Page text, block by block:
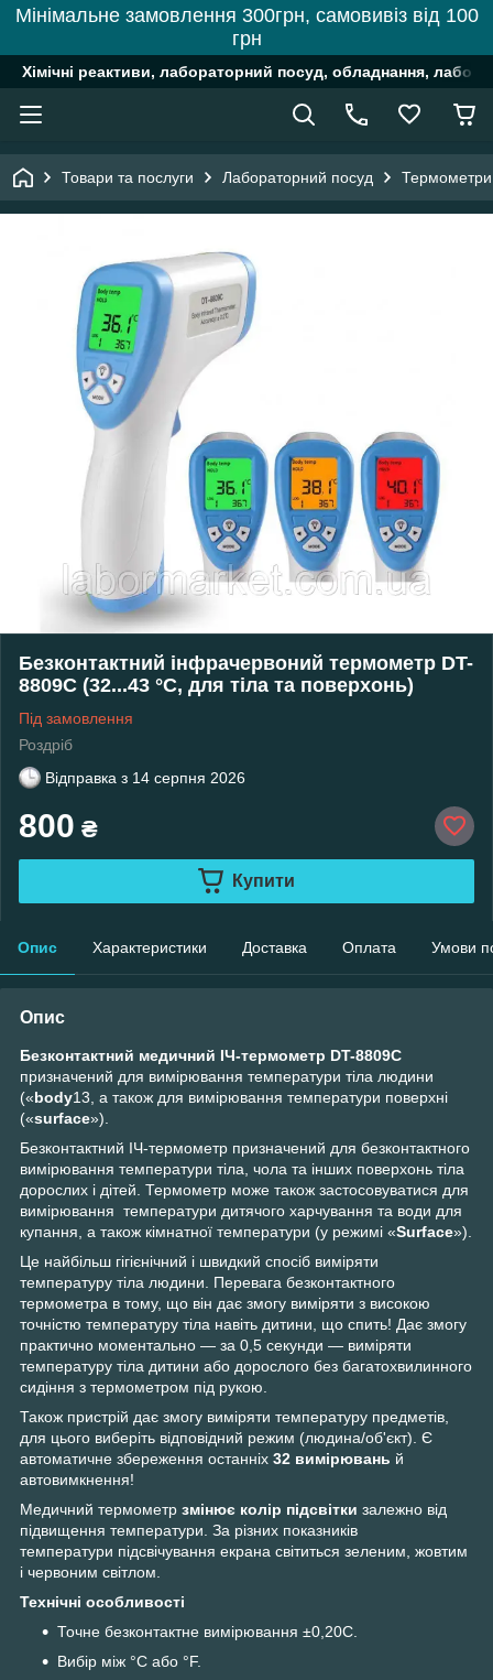
Мінімальне замовлення 300грн, самовивіз від 100
грн
Хімічні реактиви, лабораторний посуд, обладнання,
Товари та послуги Лабораторний посуд Термометри
Безконтактний інфрачервоний термометр DT-
8809C (32...43 °C, для тіла та поверхонь)
Під замовлення
Роздріб
Відправка з 14 серпня 2026
800 ₴
Купити
Опис Характеристики Доставка Оплата Умови
Опис
Безконтактний медичний ІЧ-термометр DT-8809C
призначений для вимірювання температури тіла людини
(«body13, а також для вимірювання температури поверхні
(«surface»).
Безконтактний ІЧ-термометр призначений для безконтактного
вимірювання температури тіла, чола та інших поверхонь тіла
дорослих і дітей. Термометр може також застосовуватися для
вимірювання температури дитячого харчування та води для
купання, а також кімнатної температури (у режимі «Surface»).
Це найбільш гігієнічний і швидкий спосіб виміряти
температуру тіла людини. Перевага безконтактного
термометра в тому, що він дає змогу виміряти з високою
точністю температуру тіла навіть дитини, що спить! Дає змогу
практично моментально — за 0,5 секунди — виміряти
температуру тіла дитини або дорослого без багатохвилинного
сидіння з термометром під рукою.
Також пристрій дає змогу виміряти температуру предметів,
для цього виберіть відповідний режим (людина/об'єкт). Є
автоматичне збереження останніх 32 вимірювань й
автовимкнення!
Медичний термометр змінює колір підсвітки залежно від
підвищення температури. За різних показників
температури підсвічування екрана світиться зеленим, жовтим
і червоним світлом.
Технічні особливості
Точне безконтактне вимірювання ±0,20С.
Вибір між °C або °F.